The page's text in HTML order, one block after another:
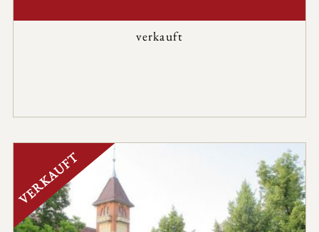
verkauft
VERKAUFT